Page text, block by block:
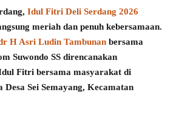
Idul Fitri Deli Serdang 2026
meriah dan penuh kebersamaan.
H Asri Ludin Tambunan bersama
Suwondo SS direncanakan
Fitri bersama masyarakat di
Desa Sei Semayang, Kecamatan